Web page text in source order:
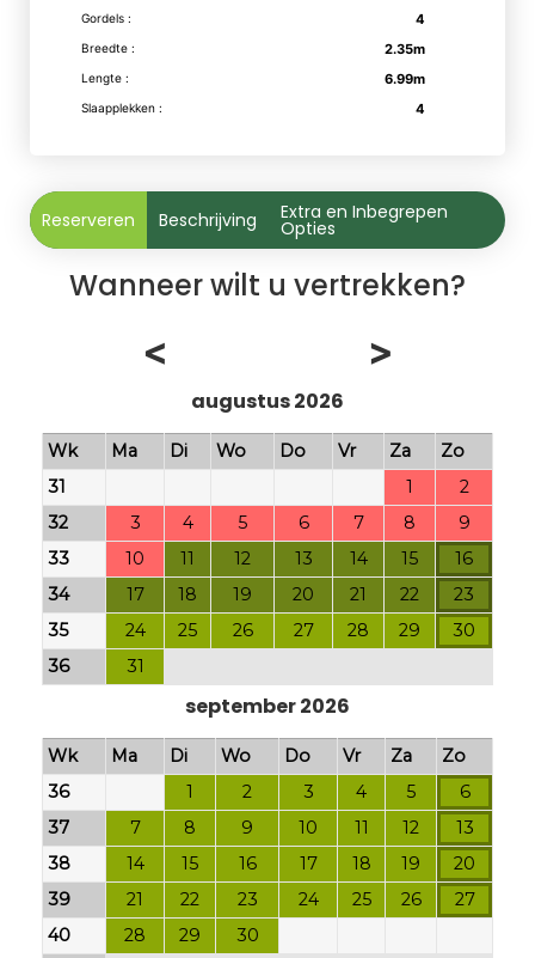
Gordels : 4
Breedte : 2.35m
Lengte : 6.99m
Slaapplekken : 4
Reserveren Beschrijving Extra en Inbegrepen
Opties
Wanneer wilt u vertrekken?
< >
augustus 2026
Wk Ma Di Wo Do Vr Za
Zo
31
1
2
32
3 4 5 6 7 8
9
33
10 11 12 13 14 15
16
34
17 18 19 20 21 22
23
35
24 25 26 27 28 29
30
36
31
september 2026
Wk Ma Di Wo Do Vr Za
Zo
36
1 2 3 4 5
6
37
7 8 9 10 11 12
13
38
14 15 16 17 18 19
20
39
21 22 23 24 25 26
27
40
28 29
30